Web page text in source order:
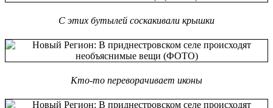
С этих бутылей соскакивали крышки
Кто-то переворачивает иконы